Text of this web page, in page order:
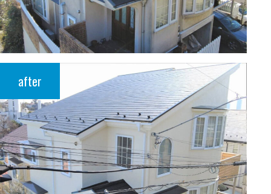
after